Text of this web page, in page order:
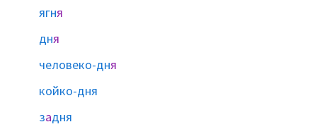
ягня
дня
человеко-дня
койко-дня
задня